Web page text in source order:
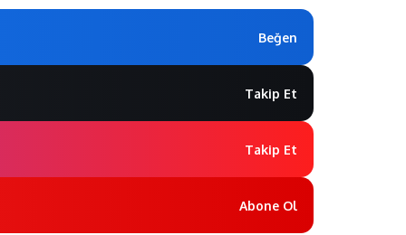
Beğen
Takip Et
Takip Et
Abone Ol